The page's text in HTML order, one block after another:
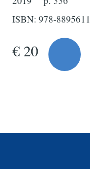
ISBN: 978-
€ 20